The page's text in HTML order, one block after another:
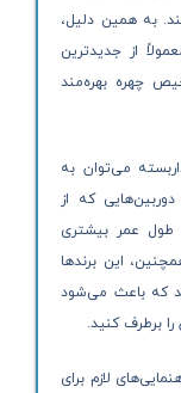
به همین دلیل،
از جدیدترین
چهره بهره‌مند
می‌توان به
که از
طول عمر بیشتری
این برندها
که باعث می‌شود
برطرف کنید.
لازم برای